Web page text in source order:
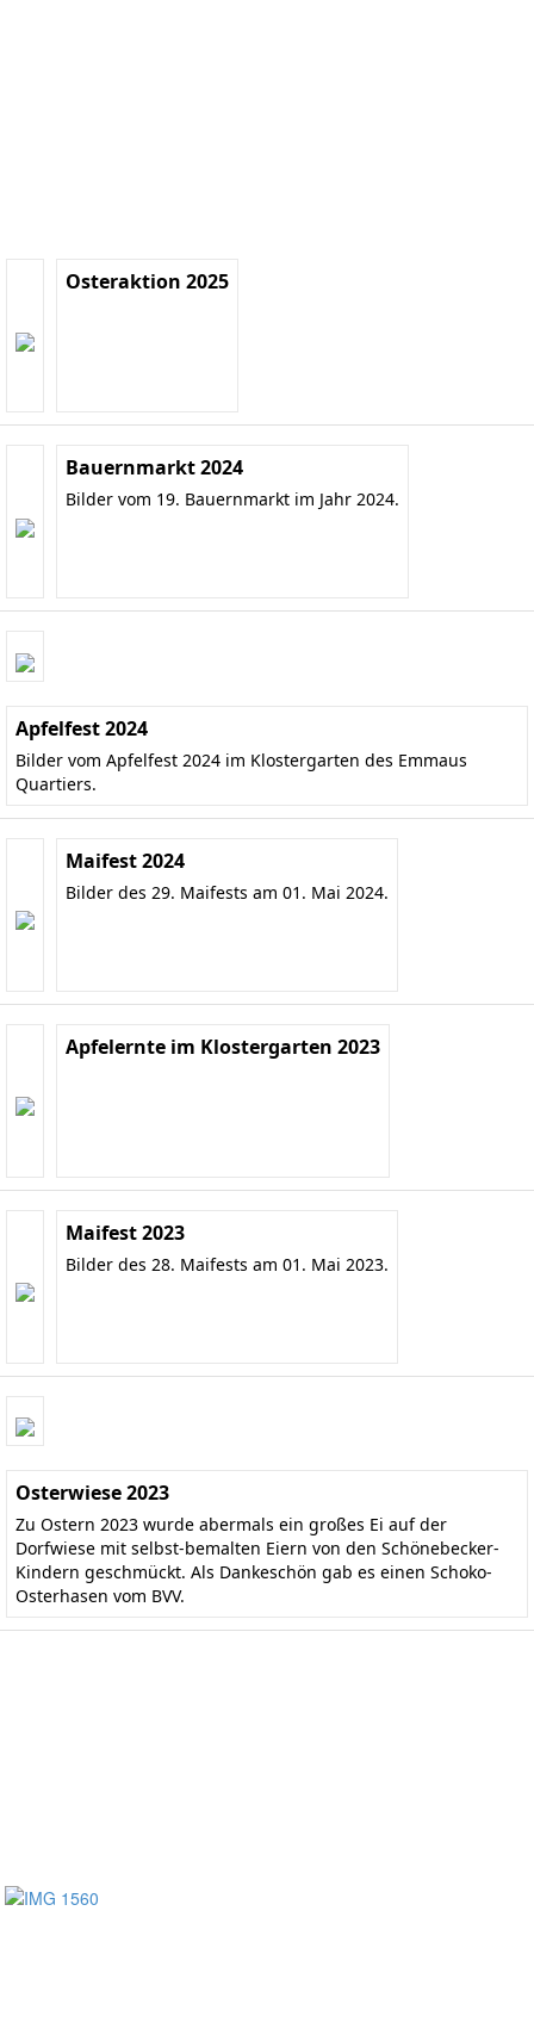
Osteraktion 2025
Bauernmarkt 2024
Bilder vom 19. Bauernmarkt im Jahr 2024.
Apfelfest 2024
Bilder vom Apfelfest 2024 im Klostergarten des Emmaus
Quartiers.
Maifest 2024
Bilder des 29. Maifests am 01. Mai 2024.
Apfelernte im Klostergarten 2023
Maifest 2023
Bilder des 28. Maifests am 01. Mai 2023.
Osterwiese 2023
Zu Ostern 2023 wurde abermals ein großes Ei auf der
Dorfwiese mit selbst-bemalten Eiern von den Schönebecker-
Kindern geschmückt. Als Dankeschön gab es einen Schoko-
Osterhasen vom BVV.